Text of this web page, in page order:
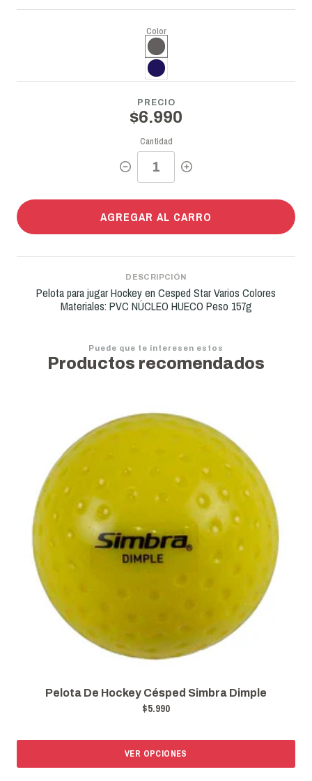
Color
PRECIO
$6.990
Cantidad
AGREGAR AL CARRO
DESCRIPCIÓN
Pelota para jugar Hockey en Cesped Star Varios Colores
Materiales: PVC NÚCLEO HUECO Peso 157g
Puede que te interesen estos
Productos recomendados
Pelota De Hockey Césped Simbra Dimple
$5.990
VER OPCIONES